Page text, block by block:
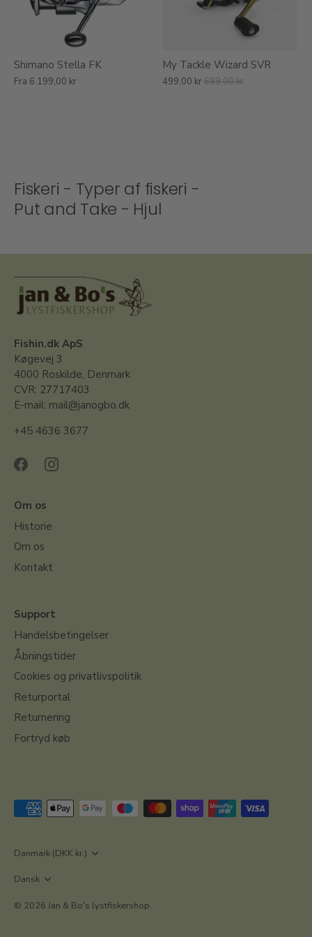
Shimano Stella FK
Fra 6.199,00 kr
My Tackle Wizard SVR
499,00 kr699,00 kr
Fiskeri - Typer af fiskeri -
Put and Take - Hjul
Fishin.dk ApS
Køgevej 3
4000 Roskilde, Denmark
CVR: 27717403
E-mail: mail@janogbo.dk
+45 4636 3677
Om os
Historie
Om os
Kontakt
Support
Handelsbetingelser
Åbningstider
Cookies og privatlivspolitik
Returportal
Returnering
Fortryd køb
Valuta
Danmark (DKK kr.)
Sprog
Dansk
© 2026 Jan & Bo's lystfiskershop.